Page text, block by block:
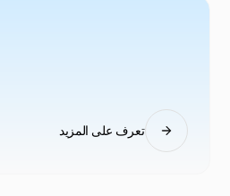
تعرف على المزيد